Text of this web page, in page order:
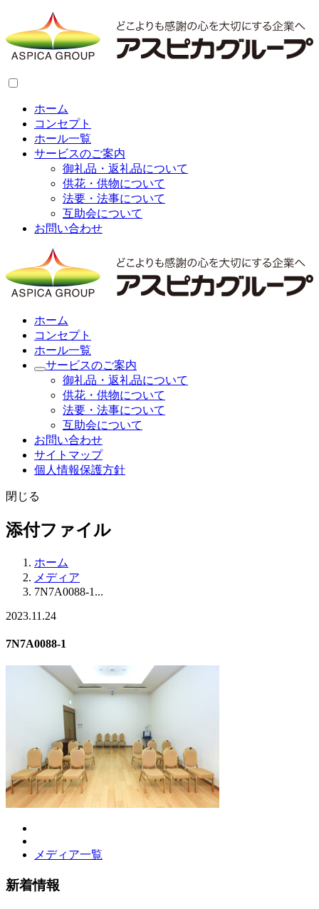
ホーム
コンセプト
ホール一覧
サービスのご案内
御礼品・返礼品について
供花・供物について
法要・法事について
互助会について
お問い合わせ
ホーム
コンセプト
ホール一覧
サービスのご案内
御礼品・返礼品について
供花・供物について
法要・法事について
互助会について
お問い合わせ
サイトマップ
個人情報保護方針
閉じる
添付ファイル
ホーム
メディア
7N7A0088-1...
2023.11.24
7N7A0088-1
メディア一覧
新着情報